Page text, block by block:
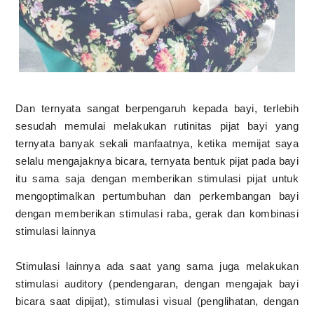
Dan ternyata sangat berpengaruh kepada bayi, terlebih
sesudah memulai melakukan rutinitas pijat bayi yang
ternyata banyak sekali manfaatnya, ketika memijat saya
selalu mengajaknya bicara, ternyata bentuk pijat pada bayi
itu sama saja dengan memberikan stimulasi pijat untuk
mengoptimalkan pertumbuhan dan perkembangan bayi
dengan memberikan stimulasi raba, gerak dan kombinasi
stimulasi lainnya
Stimulasi lainnya ada saat yang sama juga melakukan
stimulasi auditory (pendengaran, dengan mengajak bayi
bicara saat dipijat), stimulasi visual (penglihatan, dengan